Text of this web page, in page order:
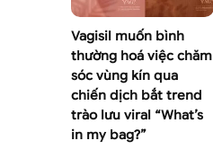
Vagisil muốn bình
thường hoá việc chăm
sóc vùng kín qua
chiến dịch bắt trend
trào lưu viral “What’s
in my bag?”